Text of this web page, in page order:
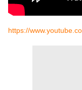
https://